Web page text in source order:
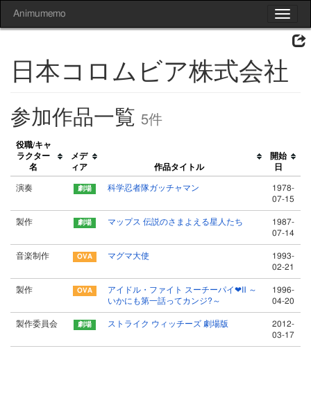
Toggle
Animumemo
日本コロムビア株式会社
参加作品一覧 5件
役職/キャ
ラクター
名
メデ
ィア
作品タイトル
開始
日
演奏 科学忍者隊ガッチャマン
1978-
07-15
製作 マップス 伝説のさまよえる星人たち
1987-
07-14
音楽制作 マグマ大使
1993-
02-21
製作
アイドル・ファイト スーチーパイ❤Ⅱ ～
いかにも第一話ってカンジ?～
1996-
04-20
製作委員会 ストライク ウィッチーズ 劇場版
2012-
03-17